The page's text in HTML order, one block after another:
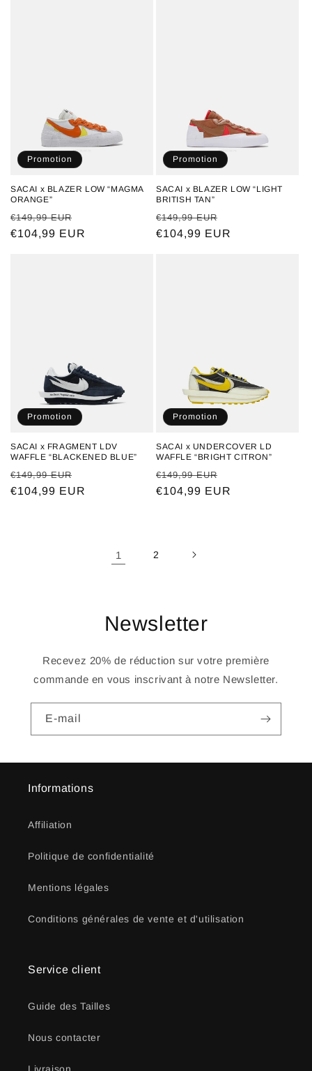
Promotion
SACAI x BLAZER LOW “MAGMA
ORANGE”
Prix
habituel
€149,99 EUR
promotionnel
€104,99 EUR
Promotion
SACAI x BLAZER LOW “LIGHT
BRITISH TAN”
Prix
habituel
€149,99 EUR
promotionnel
€104,99 EUR
Promotion
SACAI x FRAGMENT LDV
WAFFLE “BLACKENED BLUE”
Prix
habituel
€149,99 EUR
promotionnel
€104,99 EUR
Promotion
SACAI x UNDERCOVER LD
WAFFLE “BRIGHT CITRON”
Prix
habituel
€149,99 EUR
promotionnel
€104,99 EUR
1 2
Newsletter
Recevez 20% de réduction sur votre première
commande en vous inscrivant à notre Newsletter.
E-mail
Informations
Affiliation
Politique de confidentialité
Mentions légales
Conditions générales de vente et d'utilisation
Service client
Guide des Tailles
Nous contacter